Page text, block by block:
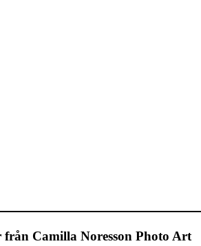
från Camilla Noresson Photo Art